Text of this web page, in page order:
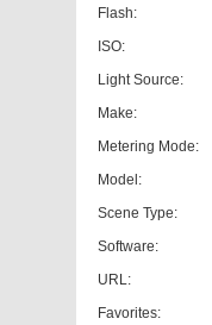
Flash:
ISO:
Light Source:
Make:
Metering Mode:
Model:
Scene Type:
Software:
URL:
Favorites: